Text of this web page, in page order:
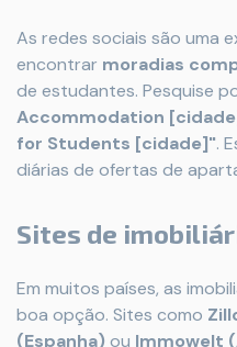
As redes sociais são uma
encontrar moradias
de estudantes. Pesquise
Accommodation
for Students [cidade]".
diárias de ofertas de
Sites de
Em muitos países, as
boa opção. Sites como
(Espanha) ou Immowelt